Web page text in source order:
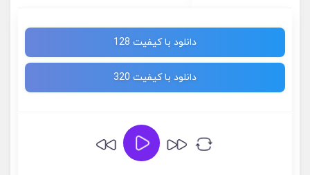
دانلود با کیفیت 128
دانلود با کیفیت 320